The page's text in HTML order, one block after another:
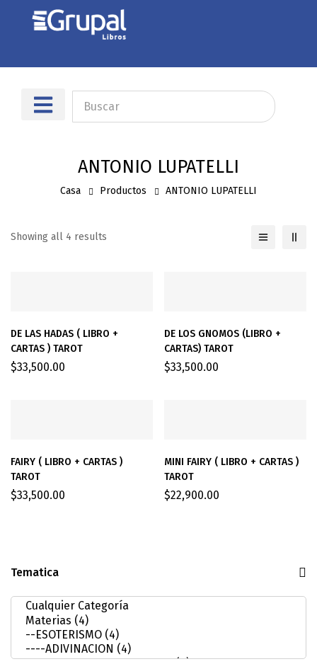
ANTONIO LUPATELLI
Casa Productos ANTONIO LUPATELLI
Tematica
Showing all 4 results
DE LAS HADAS ( LIBRO +
CARTAS ) TAROT
$33,500.00
DE LOS GNOMOS (LIBRO +
CARTAS) TAROT
$33,500.00
FAIRY ( LIBRO + CARTAS )
TAROT
$33,500.00
MINI FAIRY ( LIBRO + CARTAS )
TAROT
$22,900.00